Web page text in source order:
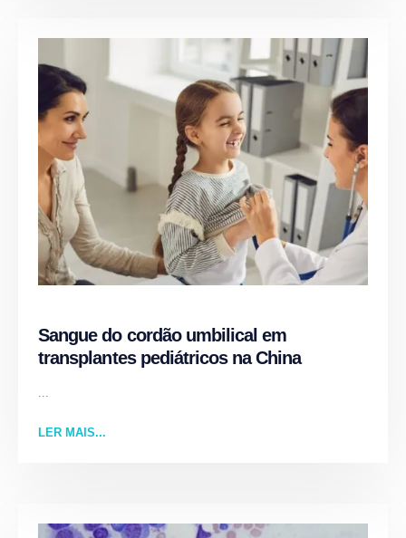
Sangue do cordão umbilical em
transplantes pediátricos na China
...
LER MAIS...